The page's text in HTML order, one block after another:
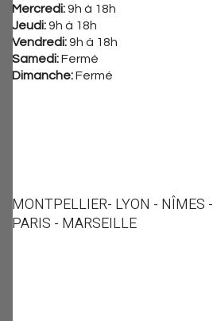
Mercredi:9h à 18h
Jeudi:9h à 18h
Vendredi:9h à 18h
Samedi:Fermé
Dimanche:Fermé
MONTPELLIER- LYON - NÎMES -
PARIS - MARSEILLE